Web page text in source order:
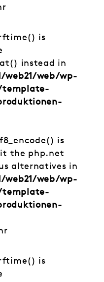
is
instead in
web/wp-
is
the php.net
alternatives in
web/wp-
is